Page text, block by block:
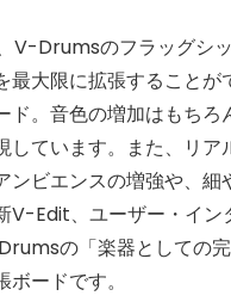
V-Drumsのフラッグシ
最大限に拡張することが
ド。音色の増加はもちろ
しています。また、リア
ンビエンスの増強や、細
V-Edit、ユーザー・イン
の「楽器としての
ードです。